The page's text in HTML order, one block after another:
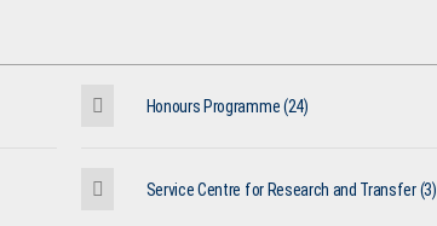
Honours Programme (24)
Service Centre for Research and Transfer (3)